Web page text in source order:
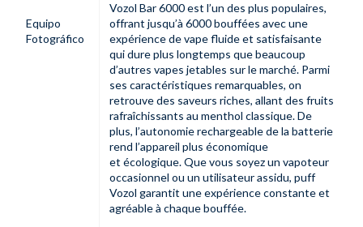
Equipo
Fotográfico
Vozol Bar 6000 est l’un des plus populaires,
offrant jusqu’à 6000 bouffées avec une
expérience de vape fluide et satisfaisante
qui dure plus longtemps que beaucoup
d’autres vapes jetables sur le marché. Parmi
ses caractéristiques remarquables, on
retrouve des saveurs riches, allant des fruits
rafraîchissants au menthol classique. De
plus, l’autonomie rechargeable de la batterie
rend l’appareil plus économique
et écologique. Que vous soyez un vapoteur
occasionnel ou un utilisateur assidu, puff
Vozol garantit une expérience constante et
agréable à chaque bouffée.